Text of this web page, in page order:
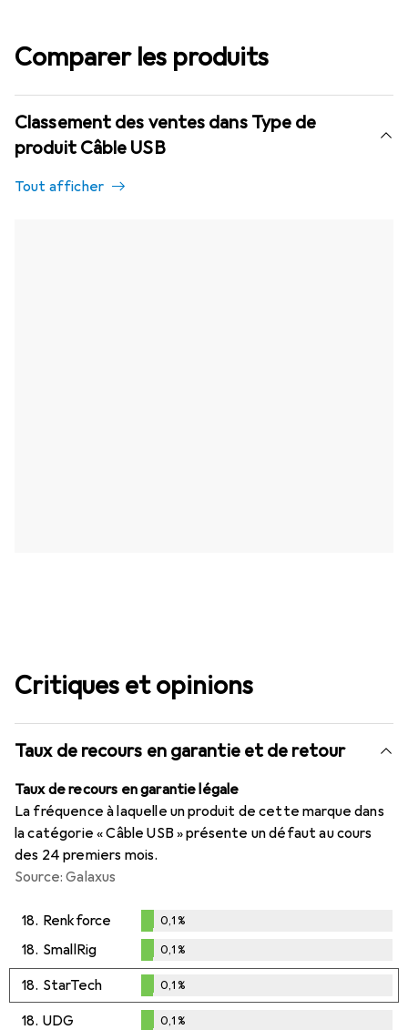
Comparer les produits
Classement des ventes dans Type de
produit Câble USB
Tout afficher
Critiques et opinions
Taux de recours en garantie et de retour
Taux de recours en garantie légale
La fréquence à laquelle un produit de cette marque dans
la catégorie « Câble USB » présente un défaut au cours
des 24 premiers mois.
Source: Galaxus
18. Renkforce
%
0,1%
18. SmallRig
0,1%
0,1%
18. StarTech
0,1%
0,1%
18. UDG 0,1%